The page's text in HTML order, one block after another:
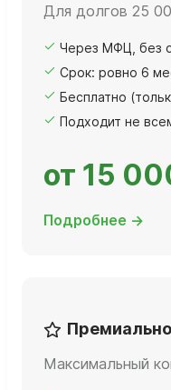
Для долгов 25
Через МФЦ, без
Срок: ровно 6
Бесплатно
Подходит не
от 15
Подробнее →
Максимальный